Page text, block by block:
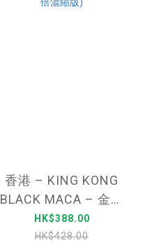
香港 – KING KONG
BLACK MACA – 金剛
黑瑪卡-90粒裝 (50倍
濃縮版)
HK$388.00
HK$428.00